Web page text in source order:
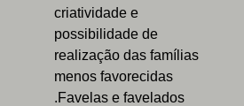
criatividade e
possibilidade de
realização das famílias
menos favorecidas
.Favelas e favelados